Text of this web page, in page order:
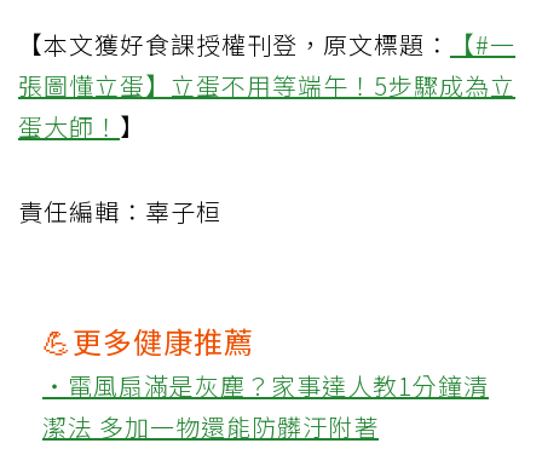
【本文獲好食課授權刊登，原文標題：
【#一
張圖懂立蛋】立蛋不用等端午！5步驟成為立
蛋大師！ 】
責任編輯：辜子桓
💪更多健康推薦
‧電風扇滿是灰塵？家事達人教1分鐘清
潔法 多加一物還能防髒汙附著